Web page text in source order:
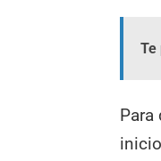
Te
Para